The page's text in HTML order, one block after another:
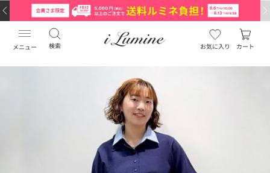
メニュー 検索 お気に入り カート